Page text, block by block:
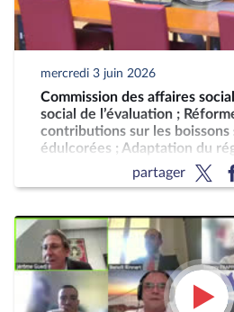
mercredi 3 juin 2026
Commission des affaires
social de l’évaluation ;
contributions sur les boissons
édulcorées ; Adaptation du
intermittents du spectacle en
partager